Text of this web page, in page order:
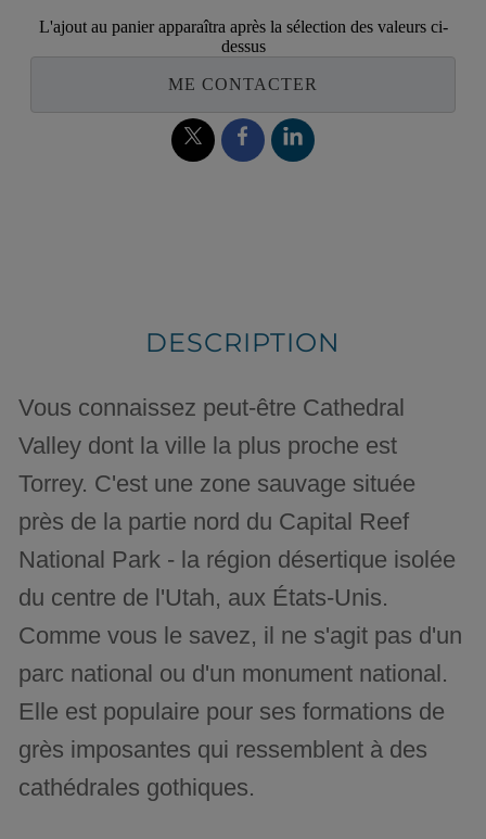
L'ajout au panier apparaîtra après la sélection des valeurs ci-
dessus
ME CONTACTER
DESCRIPTION
Vous connaissez peut-être Cathedral
Valley dont la ville la plus proche est
Torrey. C'est une zone sauvage située
près de la partie nord du Capital Reef
National Park - la région désertique isolée
du centre de l'Utah, aux États-Unis.
Comme vous le savez, il ne s'agit pas d'un
parc national ou d'un monument national.
Elle est populaire pour ses formations de
grès imposantes qui ressemblent à des
cathédrales gothiques.